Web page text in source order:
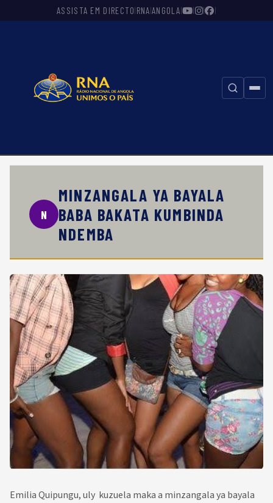
ASSISTA EM DIRECTO|RNA|ANGOLA| | | |
⚲
N
MINZANGALA YA BAYALA
BABA BAKATA KUMBINDA
NDEMBA
Emilia Quipungu, uly kuzuela maka a minzangala ya bayala